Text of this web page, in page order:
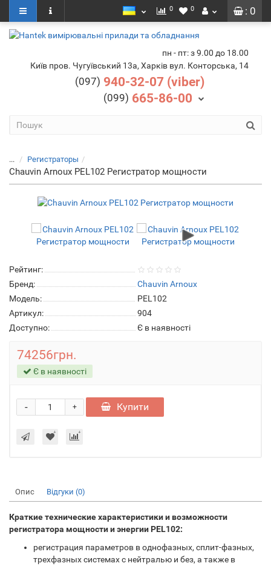
: 0
0 0
пн - пт: з 9.00 до 18.00
Київ пров. Чугуївський 13а, Харків вул. Конторська, 14
(097) 940-32-07 (viber)
(099) 665-86-00
... Регистраторы
Chauvin Arnoux PEL102 Регистратор мощности
Рейтинг:
Бренд:
Chauvin Arnoux
Модель:
PEL102
Артикул:
904
Доступно:
Є в наявності
74256грн.
Є в наявності
+
- Купити
Опис Відгуки (0)
Краткие технические характеристики и возможности
регистратора мощности и энергии PEL102:
регистрация параметров в однофазных, сплит-фазных,
трехфазных системах с нейтралью и без, а также в